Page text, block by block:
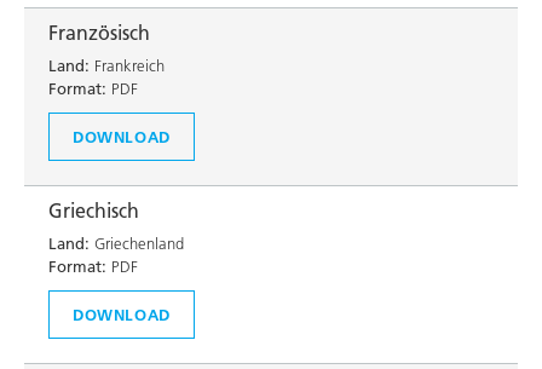
Französisch
Land: Frankreich
Format: PDF
DOWNLOAD
Griechisch
Land: Griechenland
Format: PDF
DOWNLOAD